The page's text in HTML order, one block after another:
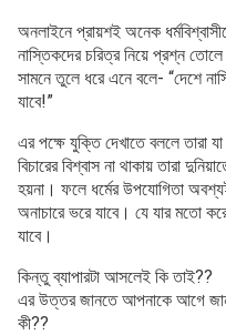
অনলাইনে প্রায়শই অনেক
নাস্তিকদের চরিত্র নিয়ে প্রশ্ন তোলে
সামনে তুলে ধরে এনে বলে- “দেশে
যাবে!”
এর পক্ষে যুক্তি দেখাতে বললে তারা
বিচারের বিশ্বাস না থাকায় তারা
হয়না। ফলে ধর্মের উপযোগিতা
অনাচারে ভরে যাবে। যে যার মতো
যাবে।
কিন্তু ব্যাপারটা আসলেই কি তাই??
এর উত্তর জানতে আপনাকে আগে
কী??